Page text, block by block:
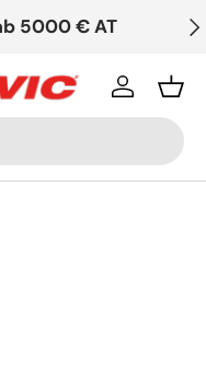
5000 € AT
Einloggen